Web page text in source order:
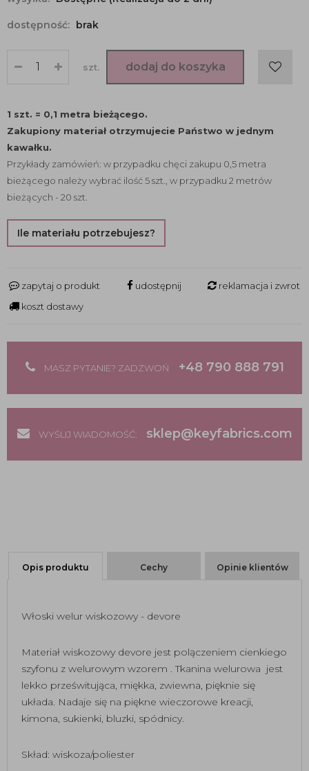
dostępność: brak
szt. dodaj do koszyka
1 szt. = 0,1 metra bieżącego.
Zakupiony materiał otrzymujecie Państwo w jednym
kawałku.
Przykłady zamówień: w przypadku chęci zakupu 0,5 metra
bieżącego należy wybrać ilość 5 szt., w przypadku 2 metrów
bieżących - 20 szt.
Ile materiału potrzebujesz?
zapytaj o produkt udostępnij
reklamacja i zwrot
koszt dostawy
MASZ PYTANIE? ZADZWOŃ +48 790 888 791
WYŚLIJ WIADOMOŚĆ: sklep@keyfabrics.com
Opis produktu Cechy Opinie klientów
Włoski welur wiskozowy - devore
Materiał wiskozowy devore jest polączeniem cienkiego
szyfonu z welurowym wzorem . Tkanina welurowa jest
lekko prześwitująca, miękka, zwiewna, pięknie się
układa. Nadaje się na piękne wieczorowe kreacji,
kimona, sukienki, bluzki, spódnicy.
Skład: wiskoza/poliester